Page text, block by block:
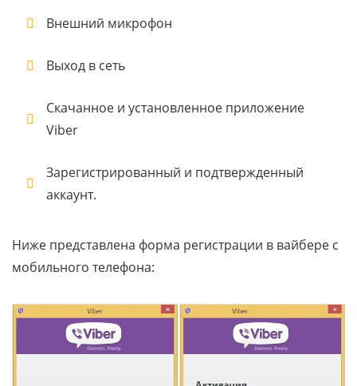
Внешний микрофон
Выход в сеть
Скачанное и установленное приложение
Viber
Зарегистрированный и подтвержденный
аккаунт.
Ниже представлена форма регистрации в вайбере с
мобильного телефона: